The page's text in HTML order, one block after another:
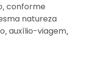
conforme
natureza
auxílio-viagem,